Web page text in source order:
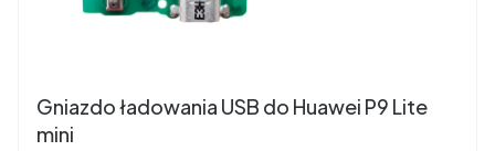
Gniazdo ładowania USB do Huawei P9 Lite
mini